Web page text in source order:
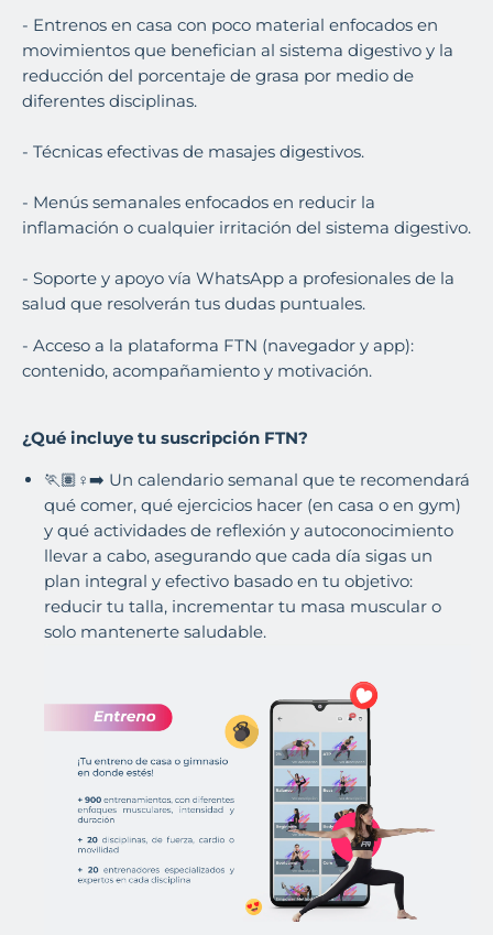
- Entrenos en casa con poco material enfocados en
movimientos que benefician al sistema digestivo y la
reducción del porcentaje de grasa por medio de
diferentes disciplinas.
- Técnicas efectivas de masajes digestivos.
- Menús semanales enfocados en reducir la
inflamación o cualquier irritación del sistema digestivo.
- Soporte y apoyo vía WhatsApp a profesionales de la
salud que resolverán tus dudas puntuales.
- Acceso a la plataforma FTN (navegador y app):
contenido, acompañamiento y motivación.
¿Qué incluye tu suscripción FTN?
🏃🏽♀️➡️ Un calendario semanal que te recomendará
qué comer, qué ejercicios hacer (en casa o en gym)
y qué actividades de reflexión y autoconocimiento
llevar a cabo, asegurando que cada día sigas un
plan integral y efectivo basado en tu objetivo:
reducir tu talla, incrementar tu masa muscular o
solo mantenerte saludable.